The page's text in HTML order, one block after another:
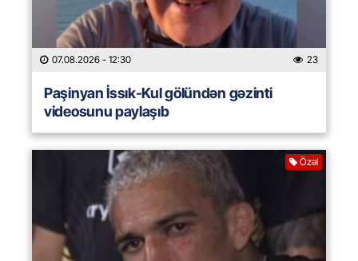
07.08.2026 - 12:30 23
Paşinyan İssık-Kul gölündən gəzinti
videosunu paylaşıb
Özəl